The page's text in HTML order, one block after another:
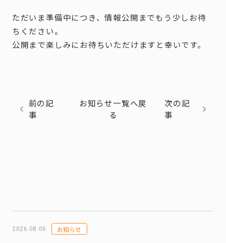
ただいま準備中につき、情報公開までもう少しお待
ちください。
公開まで楽しみにお待ちいただけますと幸いです。
前の記
事
お知らせ一覧へ戻
る
次の記
事
2026.08.06 お知らせ